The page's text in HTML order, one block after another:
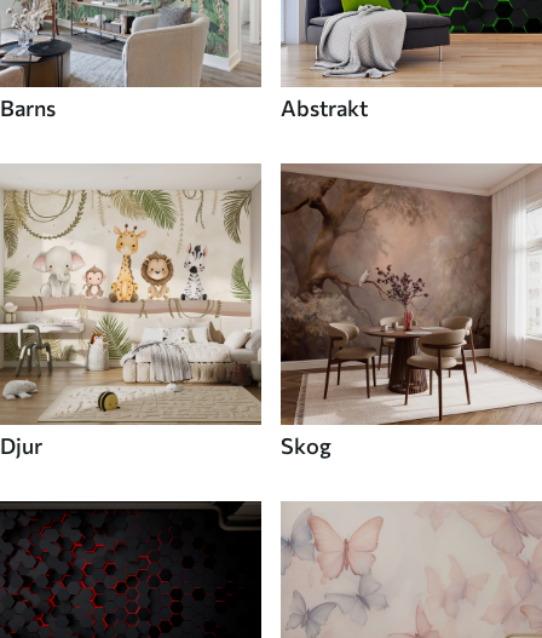
Barns Abstrakt
Djur Skog